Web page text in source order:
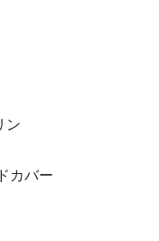
ン
カバー